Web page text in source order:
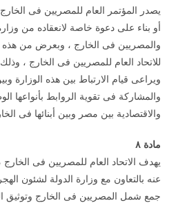
يصدر المؤتمر العام للمصريين فى
أو بناء على دعوة خاصة لانعقاده من
والمصريين فى الخارج ، وبعرض من هذه
للاتحاد العام للمصريين فى الخارج ،
ويراعى قيام الارتباط بين هذه الوزارة
والمشاركة فى تقوية الروابط بأنواعها
والاقتصادية بين مصر وبين أبنائها فى
مادة۸
يهدف الاتحاد العام للمصريين فى الخارج
عنه بالتعاون مع وزارة الدولة لشئون
جمع شمل المصريين فى الخارج وتوثيق